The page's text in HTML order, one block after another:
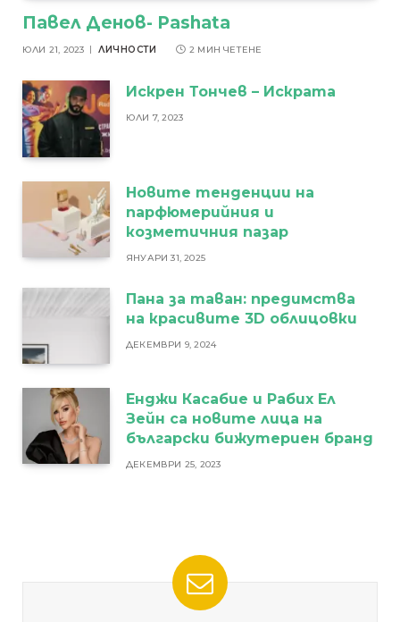
Павел Денов- Pashata
ЮЛИ 21, 2023 ЛИЧНОСТИ 2 МИН ЧЕТЕНЕ
Искрен Тончев – Искрата
ЮЛИ 7, 2023
Новите тенденции на
парфюмерийния и
козметичния пазар
ЯНУАРИ 31, 2025
Пана за таван: предимства
на красивите 3D облицовки
ДЕКЕМВРИ 9, 2024
Енджи Касабие и Рабих Ел
Зейн са новите лица на
български бижутериен бранд
ДЕКЕМВРИ 25, 2023